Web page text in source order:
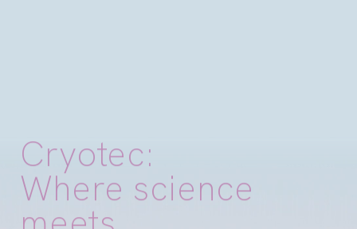
Cryotec:
Where science